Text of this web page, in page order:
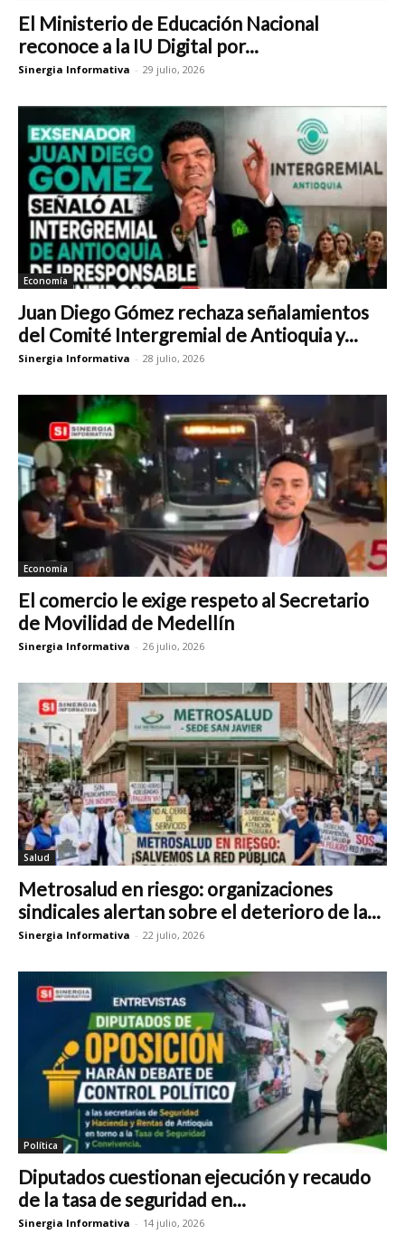
El Ministerio de Educación Nacional
reconoce a la IU Digital por...
Sinergia Informativa - 29 julio, 2026
Economía
Juan Diego Gómez rechaza señalamientos
del Comité Intergremial de Antioquia y...
Sinergia Informativa - 28 julio, 2026
Economía
El comercio le exige respeto al Secretario
de Movilidad de Medellín
Sinergia Informativa - 26 julio, 2026
Salud
Metrosalud en riesgo: organizaciones
sindicales alertan sobre el deterioro de la...
Sinergia Informativa - 22 julio, 2026
Política
Diputados cuestionan ejecución y recaudo
de la tasa de seguridad en...
Sinergia Informativa - 14 julio, 2026